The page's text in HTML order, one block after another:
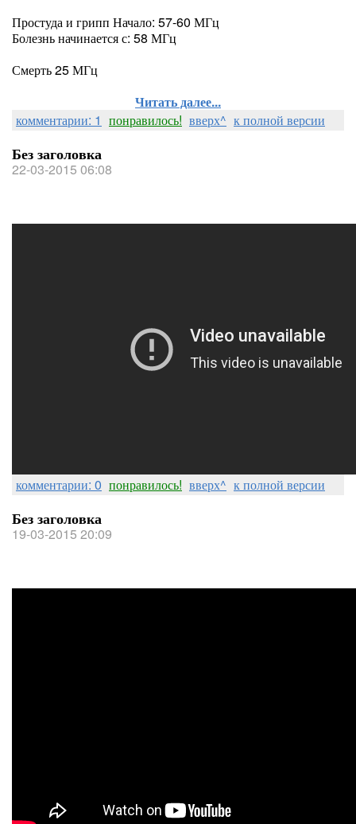
Простуда и грипп Начало: 57-60 МГц
Болезнь начинается с: 58 МГц
Смерть 25 МГц
Читать далее...
комментарии: 1 понравилось! вверх^ к полной версии
Без заголовка
22-03-2015 06:08
комментарии: 0 понравилось! вверх^ к полной версии
Без заголовка
19-03-2015 20:09